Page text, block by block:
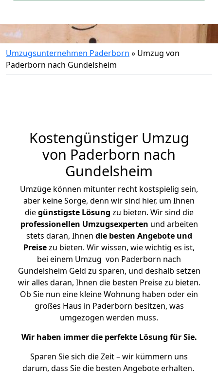
Umzugsunternehmen Paderborn » Umzug von
Paderborn nach Gundelsheim
Kostengünstiger Umzug
von Paderborn nach
Gundelsheim
Umzüge können mitunter recht kostspielig sein,
aber keine Sorge, denn wir sind hier, um Ihnen
diegünstigste Lösung zu bieten. Wir sind die
professionellen Umzugsexperten und arbeiten
stets daran, Ihnen die besten Angebote und
Preisezu bieten. Wir wissen, wie wichtig es ist,
bei einem Umzug von Paderborn nach
Gundelsheim Geld zu sparen, und deshalb setzen
wir alles daran, Ihnen die besten Preise zu bieten.
Ob Sie nun eine kleine Wohnung haben oder ein
großes Haus in Paderborn besitzen, was
umgezogen werden muss.
Wir haben immer die perfekte Lösung für Sie.
Sparen Sie sich die Zeit – wir kümmern uns
darum, dass Sie die besten Angebote erhalten.